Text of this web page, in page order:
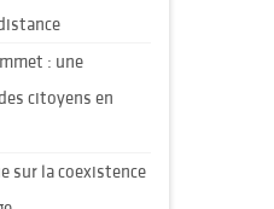
: une
citoyens en
sur la coexistence